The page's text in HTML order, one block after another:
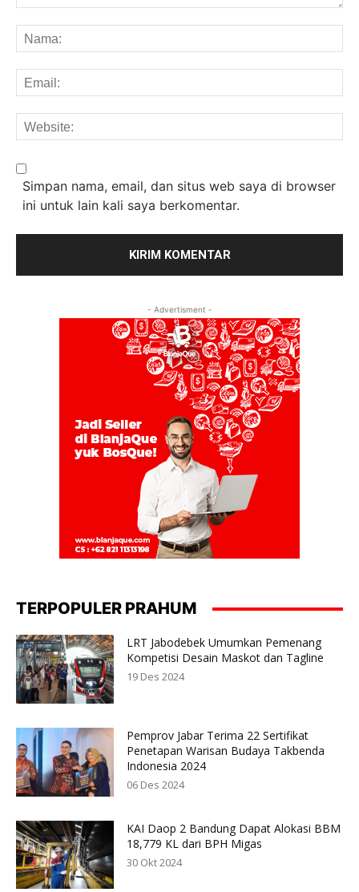
Simpan nama, email, dan situs web saya di browser
ini untuk lain kali saya berkomentar.
- Advertisment -
TERPOPULER PRAHUM
LRT Jabodebek Umumkan Pemenang
Kompetisi Desain Maskot dan Tagline
19 Des 2024
Pemprov Jabar Terima 22 Sertifikat
Penetapan Warisan Budaya Takbenda
Indonesia 2024
06 Des 2024
KAI Daop 2 Bandung Dapat Alokasi BBM
18,779 KL dari BPH Migas
30 Okt 2024